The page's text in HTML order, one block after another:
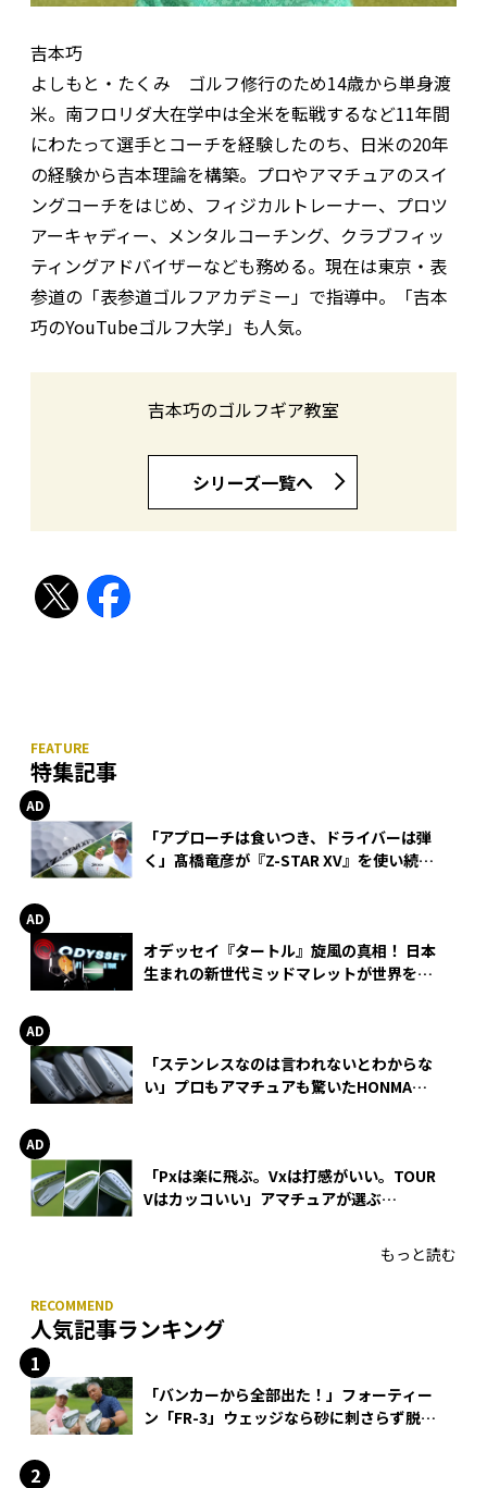
吉本巧
よしもと・たくみ ゴルフ修行のため14歳から単身渡
米。南フロリダ大在学中は全米を転戦するなど11年間
にわたって選手とコーチを経験したのち、日米の20年
の経験から吉本理論を構築。プロやアマチュアのスイ
ングコーチをはじめ、フィジカルトレーナー、プロツ
アーキャディー、メンタルコーチング、クラブフィッ
ティングアドバイザーなども務める。現在は東京・表
参道の「表参道ゴルフアカデミー」で指導中。「吉本
巧のYouTubeゴルフ大学」も人気。
吉本巧のゴルフギア教室
シリーズ一覧へ
特集記事
「アプローチは食いつき、ドライバーは弾
く」髙橋竜彦が『Z-STAR XV』を使い続け
オデッセイ『タートル』旋風の真相！ 日本
生まれの新世代ミッドマレットが世界を席
「ステンレスなのは言われないとわからな
い」プロもアマチュアも驚いたHONMA
「Pxは楽に飛ぶ。Vxは打感がいい。TOUR
Vはカッコいい」アマチュアが選ぶ
もっと読む
人気記事ランキング
「バンカーから全部出た！」フォーティー
ン「FR-3」ウェッジなら砂に刺さらず脱出